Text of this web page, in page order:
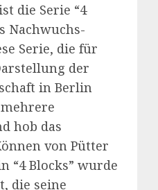
die Serie “4
Nachwuchs-
Serie, die für
der
in Berlin
hob das
von Pütter
“4 Blocks” wurde
die seine